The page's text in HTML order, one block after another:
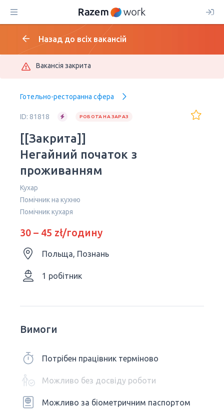
Назад до всіх вакансій
Вакансія закрита
Готельно-ресторанна сфера
ID: 81818 РОБОТА НА ЗАРАЗ
[[Закрита]]
Негайний початок з
проживанням
Кухар
Помічник на кухню
Помічник кухаря
30 – 45 zł/годину
Польща, Познань
1 робітник
Вимоги
Потрібен працівник терміново
Можливо без досвіду роботи
Можливо за біометричним паспортом